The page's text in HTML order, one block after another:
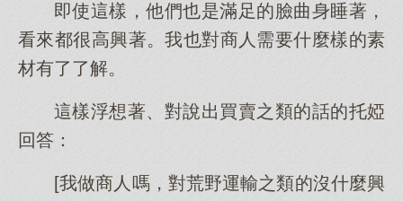
即使這樣，他們也是滿足的臉曲身睡著，
看來都很高興著。我也對商人需要什麼樣的素
材有了了解。
這樣浮想著、對說出買賣之類的話的托婭
回答：
[我做商人嗎，對荒野運輸之類的沒什麼興